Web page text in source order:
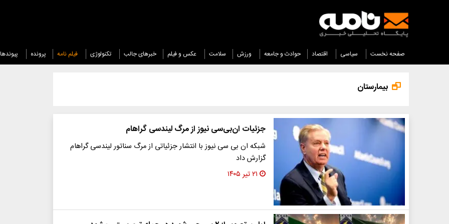
صفحه نخست سیاسی اقتصاد حوادث و جامعه ورزش سلامت عکس و فیلم خبرهای جالب تکنولوژی فیلم نامه پرونده پیوندها
بیمارستان
جزئیات ان‌بی‌سی نیوز از مرگ لیندسی گراهام
شبکه ان بی سی نیوز با انتشار جزئیاتی از مرگ سناتور لیندسی گراهام
گزارش داد
۲۱ تیر ۱۴۰۵